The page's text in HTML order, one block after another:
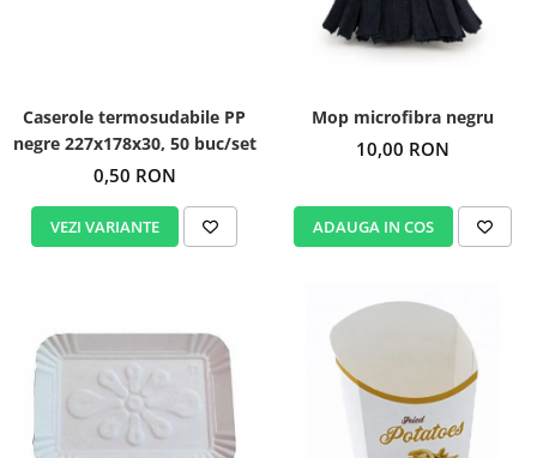
Caserole termosudabile PP
negre 227x178x30, 50 buc/set
0,50 RON
VEZI VARIANTE
Mop microfibra negru
10,00 RON
ADAUGA IN COS